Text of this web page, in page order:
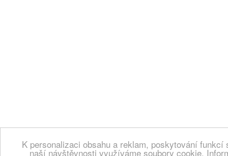
K personalizaci obsahu a reklam, poskytování
naší návštěvnosti využíváme soubory cookie.